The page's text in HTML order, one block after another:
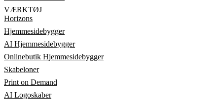
VÆRKTØJ
Horizons
Hjemmesidebygger
AI Hjemmesidebygger
Onlinebutik Hjemmesidebygger
Skabeloner
Print on Demand
AI Logoskaber